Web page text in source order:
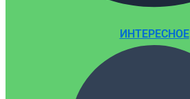
ИНТЕРЕСНОЕ